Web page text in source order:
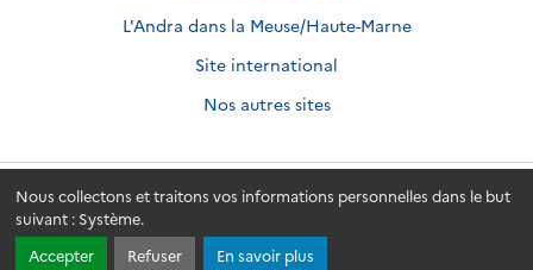
Nous collectons et traitons vos informations personnelles dans le but
suivant : Système.
Accepter
Refuser En savoir plus
L'Andra dans la Meuse/Haute-Marne
Site international
Nos autres sites
Andra.fr © 2026 - Andra. Tous droits réservés.